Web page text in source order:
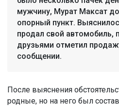
мужчину, Мурат Максат
опорный пункт.
продал свой автомобиль,
друзьями отметил
сообщении.
После выяснения
родные, но на него был